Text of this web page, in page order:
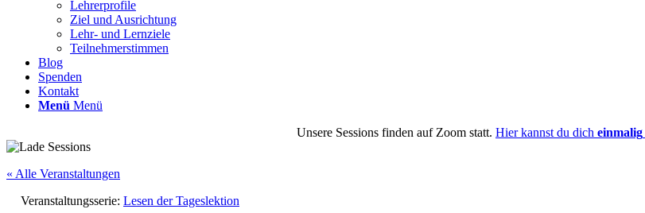
Lehrerprofile
Ziel und Ausrichtung
Lehr- und Lernziele
Teilnehmerstimmen
Blog
Spenden
Kontakt
Menü Menü
Unsere Sessions finden auf Zoom statt. Hier kannst du dich einmalig
« Alle Veranstaltungen
Veranstaltungsserie: Lesen der Tageslektion